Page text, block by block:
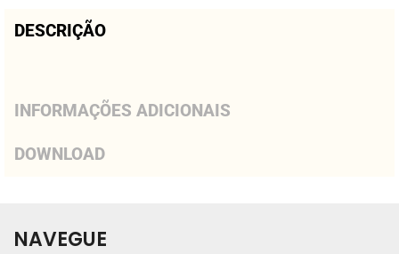
DESCRIÇÃO
INFORMAÇÕES ADICIONAIS
DOWNLOAD
NAVEGUE